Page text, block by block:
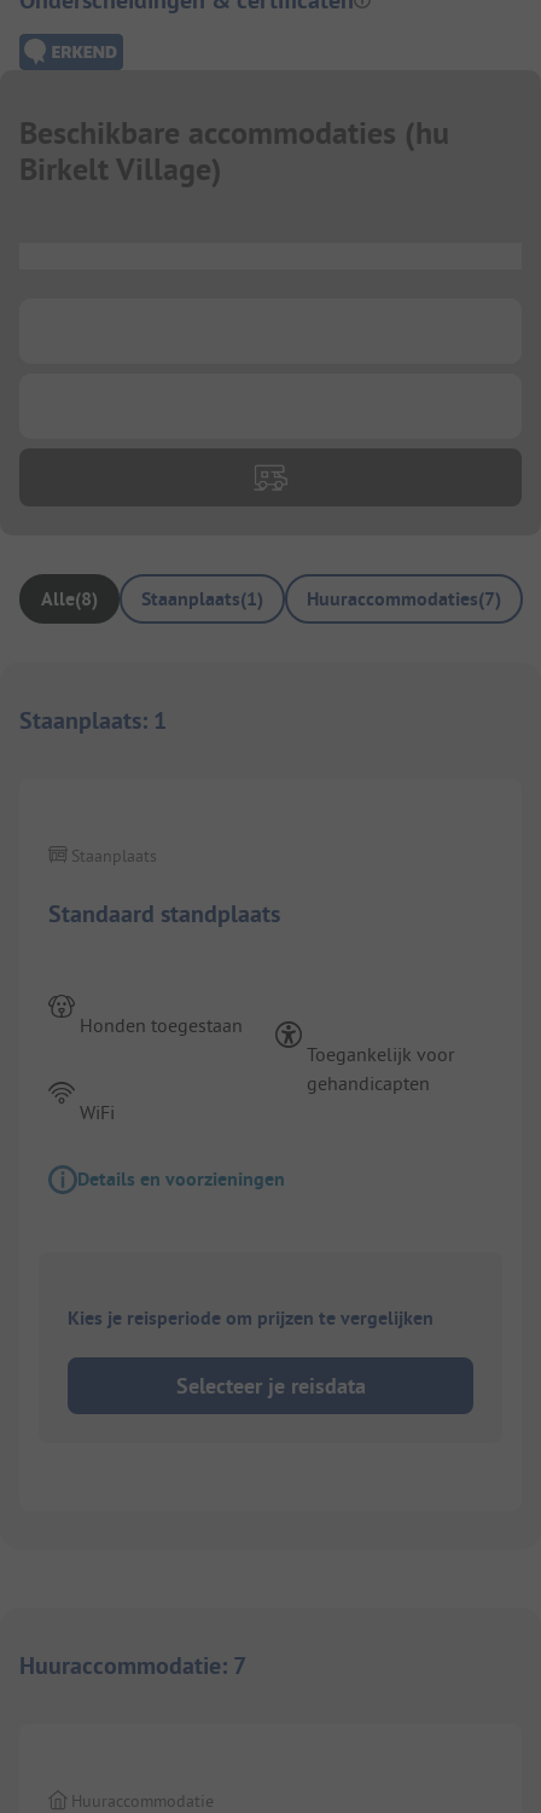
Beschikbare accommodaties (hu
Birkelt Village)
Alle(8) Staanplaats(1) Huuraccommodaties(7)
Staanplaats: 1
Standaard standplaats
Staanplaats
Honden toegestaan
WiFi
Toegankelijk voor
gehandicapten
Details en voorzieningen
Kies je reisperiode om prijzen te vergelijken
Selecteer je reisdata
Huuraccommodatie: 7
Huuraccommodatie